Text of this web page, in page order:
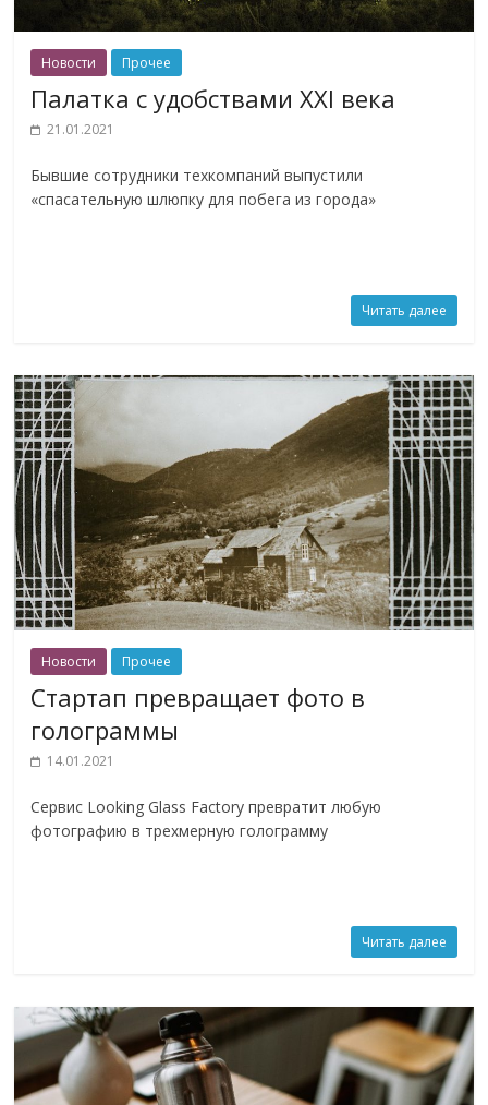
Новости Прочее
Палатка с удобствами XXI века
21.01.2021
Бывшие сотрудники техкомпаний выпустили
«спасательную шлюпку для побега из города»
Читать далее
Новости Прочее
Стартап превращает фото в
голограммы
14.01.2021
Сервис Looking Glass Factory превратит любую
фотографию в трехмерную голограмму
Читать далее